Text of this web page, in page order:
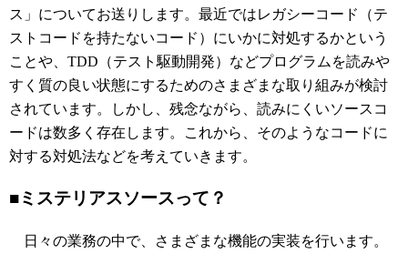
ス」についてお送りします。最近ではレガシーコード（テ
ストコードを持たないコード）にいかに対処するかという
ことや、TDD（テスト駆動開発）などプログラムを読みや
すく質の良い状態にするためのさまざまな取り組みが検討
されています。しかし、残念ながら、読みにくいソースコ
ードは数多く存在します。これから、そのようなコードに
対する対処法などを考えていきます。
■ミステリアスソースって？
日々の業務の中で、さまざまな機能の実装を行います。